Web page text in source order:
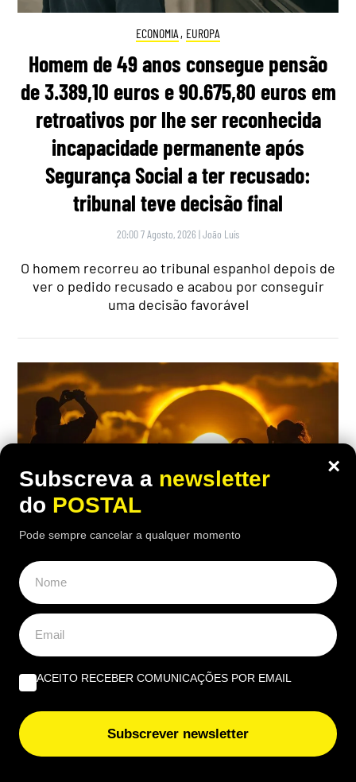
ECONOMIA , EUROPA
Homem de 49 anos consegue pensão
de 3.389,10 euros e 90.675,80 euros em
retroativos por lhe ser reconhecida
incapacidade permanente após
Segurança Social a ter recusado:
tribunal teve decisão final
20:00 7 Agosto, 2026 |João Luís
O homem recorreu ao tribunal espanhol depois de
ver o pedido recusado e acabou por conseguir
uma decisão favorável
CIÊNCIA,NACIONAL,TECH
Vai fotografar ou filmar o eclipse da
próxima semana? Saiba o que não deve
fazer para evitar estragar o telemóvel
10:00 8 Agosto, 2026|João Luís
O eclipse de 12 de agosto deverá levar milhares de
pessoas a apontar o telemóvel para o céu: há,
×
Subscreva a newsletter
do POSTAL
Pode sempre cancelar a qualquer momento
ACEITO RECEBER COMUNICAÇÕES POR EMAIL
Subscrever newsletter